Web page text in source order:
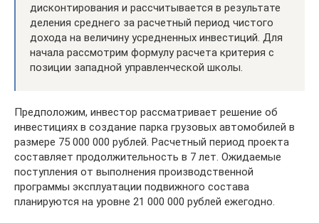
дисконтирования и рассчитывается в результате
деления среднего за расчетный период чистого
дохода на величину усредненных инвестиций. Для
начала рассмотрим формулу расчета критерия с
позиции западной управленческой школы.
Предположим, инвестор рассматривает решение об
инвестициях в создание парка грузовых автомобилей в
размере 75 000 000 рублей. Расчетный период проекта
составляет продолжительность в 7 лет. Ожидаемые
поступления от выполнения производственной
программы эксплуатации подвижного состава
планируются на уровне 21 000 000 рублей ежегодно.